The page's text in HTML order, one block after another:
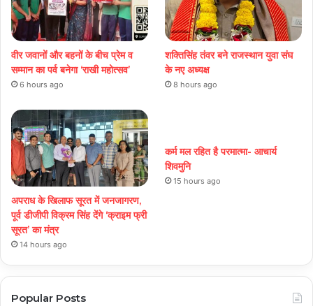
वीर जवानों और बहनों के बीच प्रेम व
सम्मान का पर्व बनेगा ‘राखी महोत्सव’
6 hours ago
शक्तिसिंह तंवर बने राजस्थान युवा संघ
के नए अध्यक्ष
8 hours ago
अपराध के खिलाफ सूरत में जनजागरण,
पूर्व डीजीपी विक्रम सिंह देंगे ‘क्राइम फ्री
सूरत’ का मंत्र
14 hours ago
कर्म मल रहित है परमात्मा- आचार्य
शिवमुनि
15 hours ago
Popular Posts